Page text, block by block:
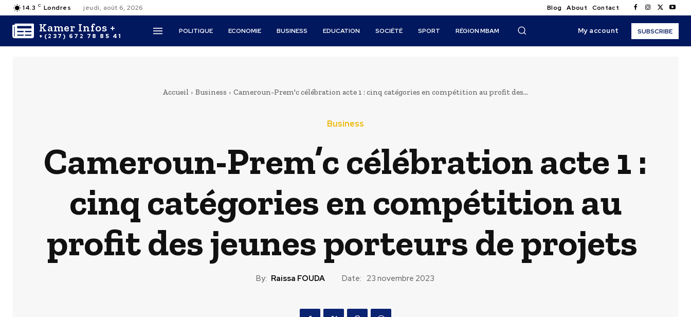
14.3 C Londres jeudi, août 6, 2026 Blog About Contact
Kamer Infos +
+(237) 672 78 85 41
POLITIQUE ECONOMIE BUSINESS EDUCATION SOCIÉTÉ SPORT RÉGION MBAM My account SUBSCRIBE
Accueil Business Cameroun-Prem'c célébration acte 1 : cinq catégories en compétition au profit des...
Business
Cameroun-Prem’c célébration acte 1 :
cinq catégories en compétition au
profit des jeunes porteurs de projets
By: Raissa FOUDA Date: 23 novembre 2023